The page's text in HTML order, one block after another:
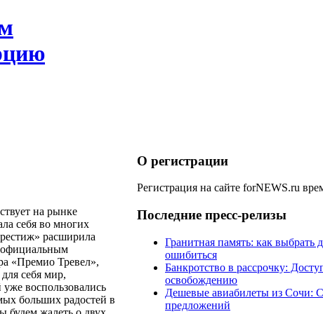
на рынке
себя во многих
расширила
официальным
«Премио Тревел»,
себя мир,
воспользовались
больших радостей в
О регистрации
Регистрация на сайте forNEWS.ru
Последние пресс-релизы
Гранитная память: как выбрать
ошибиться
Банкротство в рассрочку:
освобождению
Дешевые авиабилеты из Сочи:
предложений